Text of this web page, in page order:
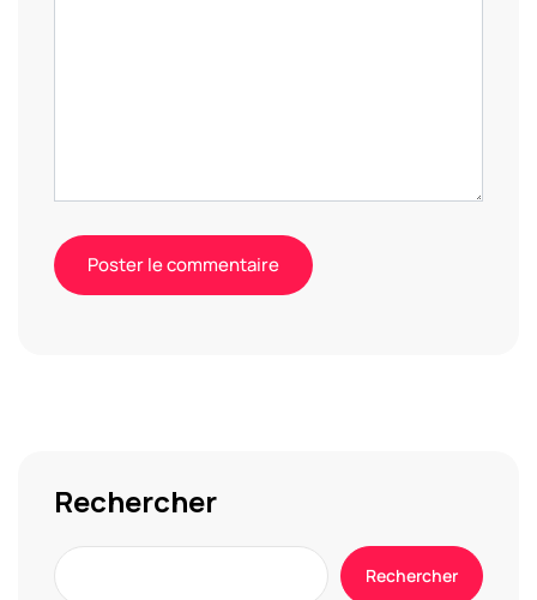
Rechercher
Rechercher